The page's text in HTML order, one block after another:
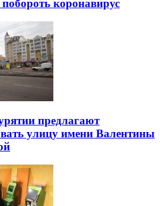
коронавирус
предлагают
улицу имени Валентины